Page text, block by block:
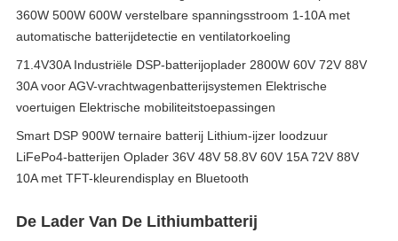
360W 500W 600W verstelbare spanningsstroom 1-10A met
automatische batterijdetectie en ventilatorkoeling
71.4V30A Industriële DSP-batterijoplader 2800W 60V 72V 88V
30A voor AGV-vrachtwagenbatterijsystemen Elektrische
voertuigen Elektrische mobiliteitstoepassingen
Smart DSP 900W ternaire batterij Lithium-ijzer loodzuur
LiFePo4-batterijen Oplader 36V 48V 58.8V 60V 15A 72V 88V
10A met TFT-kleurendisplay en Bluetooth
De Lader Van De Lithiumbatterij